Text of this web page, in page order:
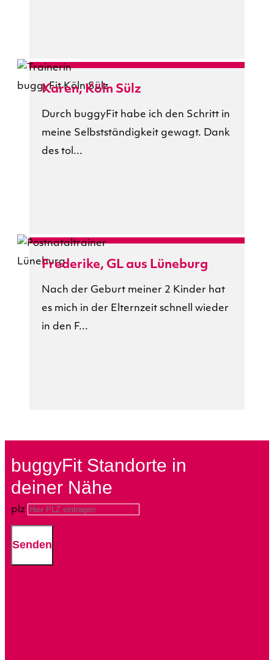
Karen, Köln Sülz
Durch buggyFit habe ich den Schritt in
meine Selbstständigkeit gewagt. Dank
des tol...
Frederike, GL aus Lüneburg
Nach der Geburt meiner 2 Kinder hat
es mich in der Elternzeit schnell wieder
in den F...
buggyFit Standorte in
deiner Nähe
plz
Senden